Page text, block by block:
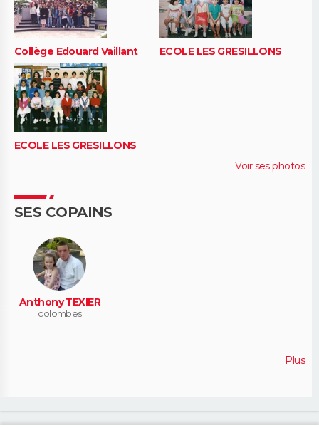
Collège Edouard Vaillant ECOLE LES GRESILLONS
ECOLE LES GRESILLONS
Voir ses photos
SES COPAINS
Anthony TEXIER
colombes
Plus